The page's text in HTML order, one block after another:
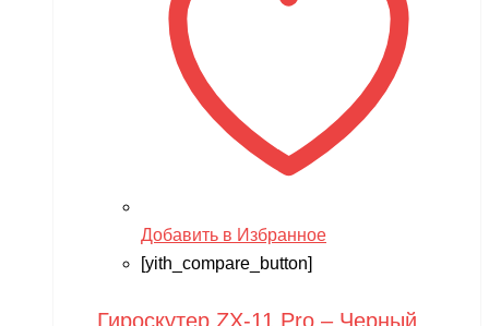
Добавить в Избранное
[yith_compare_button]
Гироскутер ZX-11 Pro – Черный